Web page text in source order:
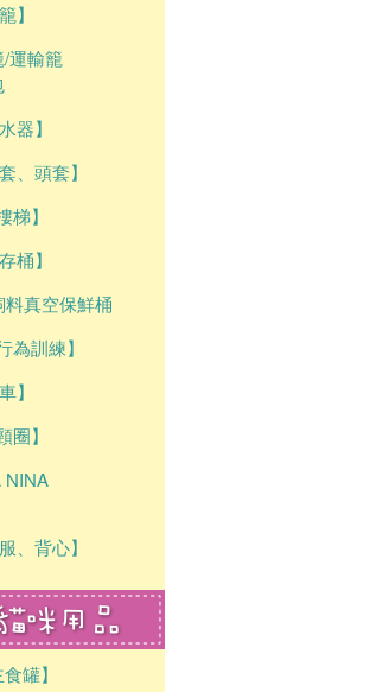
】
運輸籠
器】
、頭套】
梯】
桶】
料真空保鮮桶
為訓練】
】
圈】
NINA
、背心】
罐】